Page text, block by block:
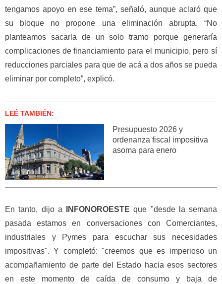
tengamos apoyo en ese tema”, señaló, aunque aclaró que
su bloque no propone una eliminación abrupta. “No
planteamos sacarla de un solo tramo porque generaría
complicaciones de financiamiento para el municipio, pero sí
reducciones parciales para que de acá a dos años se pueda
eliminar por completo”, explicó.
LEÉ TAMBIÉN:
Presupuesto 2026 y
ordenanza fiscal impositiva
asoma para enero
En tanto, dijo a INFONOROESTE que "desde la semana
pasada estamos en conversaciones con Comerciantes,
industriales y Pymes para escuchar sus necesidades
impositivas". Y completó: "creemos que es imperioso un
acompañamiento de parte del Estado hacia esos sectores
en este momento de caída de consumo y baja de